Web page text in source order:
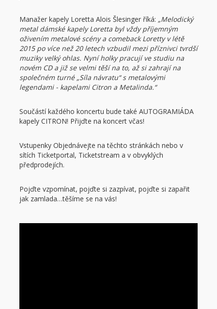
Manažer kapely Loretta Alois Šlesinger říká: „Melodický
metal dámské kapely Loretta byl vždy příjemným
oživením metalové scény a comeback Loretty v létě
2015 po více než 20 letech vzbudil mezi příznivci tvrdší
muziky velký ohlas. Nyní holky pracují ve studiu na
novém CD a již se velmi těší na to, až si zahrají na
společném turné „Síla návratu“ s metalovými
legendami - kapelami Citron a Metalinda.“
Součástí každého koncertu bude také AUTOGRAMIÁDA
kapely CITRON! Přijďte na koncert včas!
Vstupenky Objednávejte na těchto stránkách nebo v
sítích Ticketportal, Ticketstream a v obvyklých
předprodejích.
Pojďte vzpomínat, pojďte si zazpívat, pojďte si zapařit
jak zamlada…těšíme se na vás!